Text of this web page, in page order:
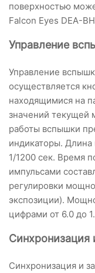
поверхностью
Falcon Eyes DEA-
Управление
Управление
осуществляется
находящимися на
значений текущей
работы вспышки
индикаторы. Длина
1/1200 сек. Время
импульсами
регулировки
экспозиции).
цифрами от 6.0 до
Синхронизация
Синхронизация и